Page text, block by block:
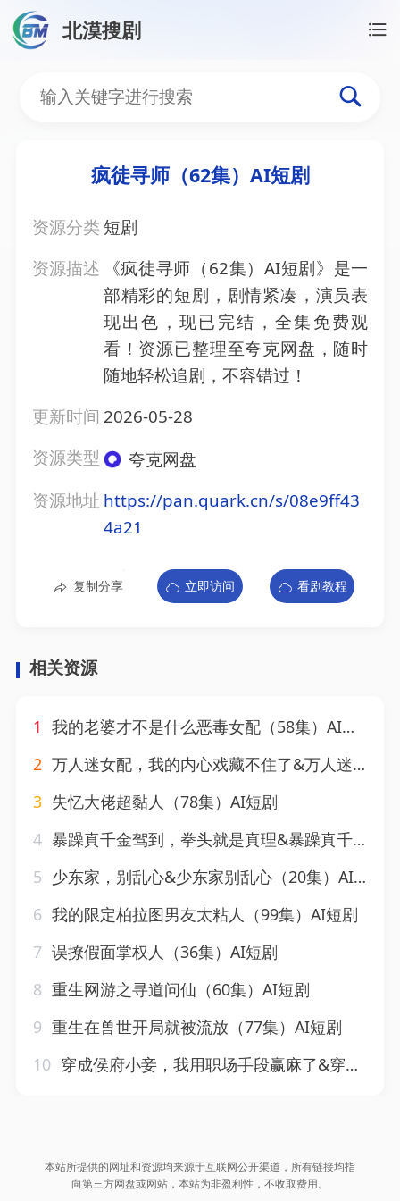
北漠搜剧
疯徒寻师（62集）AI短剧
疯徒寻师（62集）AI短剧
资源分类 短剧
资源描述
《疯徒寻师（62集）AI短剧》是一
部精彩的短剧，剧情紧凑，演员表
现出色，现已完结，全集免费观
看！资源已整理至夸克网盘，随时
随地轻松追剧，不容错过！
更新时间 2026-05-28
资源类型
夸克网盘
资源地址 https://pan.quark.cn/s/08e9ff43
4a21
复制分享 立即访问 看剧教程
相关资源
1 我的老婆才不是什么恶毒女配（58集）AI短剧
2 万人迷女配，我的内心戏藏不住了&万人迷女配我的内心戏藏不住了（144集）AI短剧
3 失忆大佬超黏人（78集）AI短剧
4 暴躁真千金驾到，拳头就是真理&暴躁真千金驾到拳头就是真理（60集）AI短剧
5 少东家，别乱心&少东家别乱心（20集）AI短剧
6 我的限定柏拉图男友太粘人（99集）AI短剧
7 误撩假面掌权人（36集）AI短剧
8 重生网游之寻道问仙（60集）AI短剧
9 重生在兽世开局就被流放（77集）AI短剧
10 穿成侯府小妾，我用职场手段赢麻了&穿成侯府小妾我用职场手段赢麻了（80集）AI短剧
本站所提供的网址和资源均来源于互联网公开渠道，所有链接均指
向第三方网盘或网站，本站为非盈利性，不收取费用。